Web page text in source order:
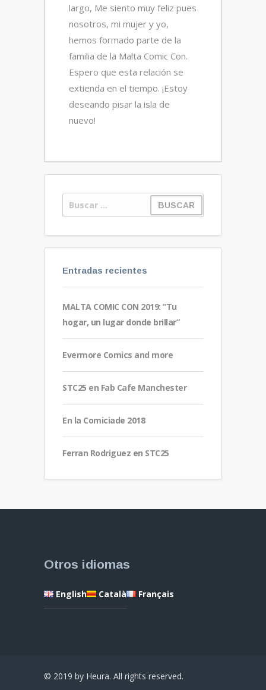
largo, Me siento muy feliz pues
nosotros, mi mujer y yo,
hemos formado parte de la
familia de la Malta Comic Con.
Espero que esta relación se
extienda en el tiempo. ¡Estoy
deseando pisar la isla de
nuevo!
Entradas recientes
MALTA COMIC CON 2019: ”Tu
hogar, un lugar donde brillar”
Evermore Comics and more
STC25 en Fab Cafe Manchester
En la Comiciade 2018
Ferran Rodriguez en STC25
Otros idiomas
English Català Français
© 2019 by Heura. All rights reserved.